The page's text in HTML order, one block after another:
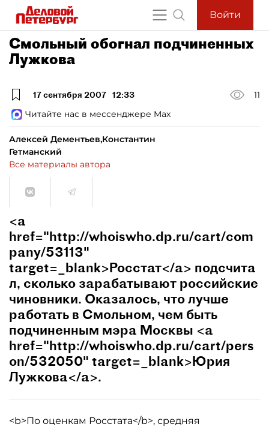
Войти
Смольный обогнал подчиненных
Лужкова
17 сентября 2007 12:33
11
Читайте нас в мессенджере Max
Алексей Дементьев,Константин
Гетманский
Все материалы автора
<a
href="http://whoiswho.dp.ru/cart/com
pany/53113"
target=_blank>Росстат</a> подсчита
л, сколько зарабатывают российские
чиновники. Оказалось, что лучше
работать в Смольном, чем быть
подчиненным мэра Москвы <a
href="http://whoiswho.dp.ru/cart/pers
on/532050" target=_blank>Юрия
Лужкова</a>.
<b>По оценкам Росстата</b>, средняя